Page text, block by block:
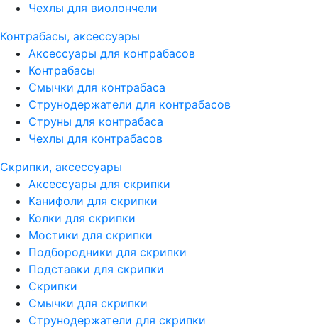
Чехлы для виолончели
Контрабасы, аксессуары
Аксессуары для контрабасов
Контрабасы
Смычки для контрабаса
Струнодержатели для контрабасов
Струны для контрабаса
Чехлы для контрабасов
Скрипки, аксессуары
Аксессуары для скрипки
Канифоли для скрипки
Колки для скрипки
Мостики для скрипки
Подбородники для скрипки
Подставки для скрипки
Скрипки
Смычки для скрипки
Струнодержатели для скрипки